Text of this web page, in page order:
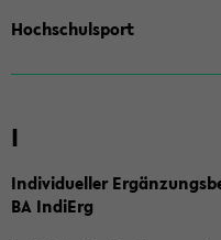
Hochschulsport
I
Individueller
BA IndiErg